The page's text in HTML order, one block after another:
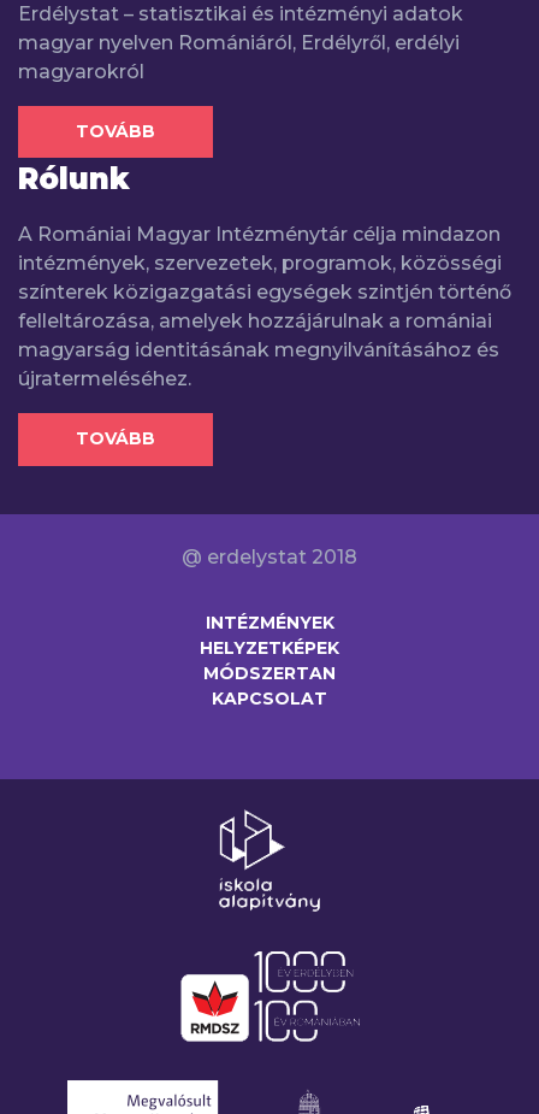
Erdélystat – statisztikai és intézményi adatok
magyar nyelven Romániáról, Erdélyről, erdélyi
magyarokról
TOVÁBB
Rólunk
A Romániai Magyar Intézménytár célja mindazon
intézmények, szervezetek, programok, közösségi
színterek közigazgatási egységek szintjén történő
felleltározása, amelyek hozzájárulnak a romániai
magyarság identitásának megnyilvánításához és
újratermeléséhez.
TOVÁBB
@ erdelystat 2018
INTÉZMÉNYEK
HELYZETKÉPEK
MÓDSZERTAN
KAPCSOLAT